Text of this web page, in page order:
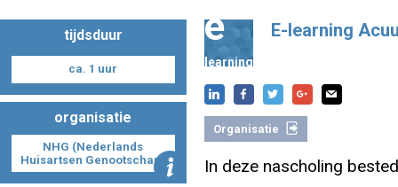
Nascholingen online (elearning)
Nascholingen op aanvraag (in-company)
tijdsduur
ca. 1 uur
organisatie
NHG (Nederlands
Huisartsen Genootschap)
e
learning
E-learning
Organisatie
In deze nascholing